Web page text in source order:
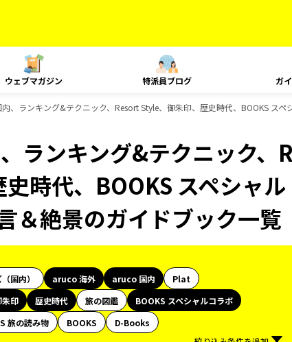
ウェブマガジン 特派員ブログ ガ
、ランキング&テクニック、Resort Style、御朱印、歴史時代、BOOKS ス
ランキング&テクニック、R
時代、BOOKS スペシャル
＆絶景のガイドブック一覧
国内） aruco 海外 aruco 国内
Plat
朱印 歴史時代 旅の図鑑
BOOKS スペシャルコラボ
旅の読み物 BOOKS
D-Books